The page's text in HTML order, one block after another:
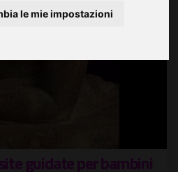
le mie impostazioni
guidate per bambini